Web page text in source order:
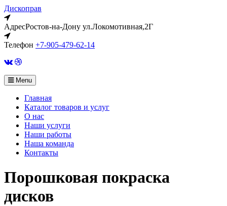
Дископрав
АдресРостов-на-Дону ул.Локомотивная,2Г
Телефон +7-905-479-62-14
VKAvito
Menu
Главная
Каталог товаров и услуг
О нас
Наши услуги
Наши работы
Наша команда
Контакты
Порошковая покраска
дисков